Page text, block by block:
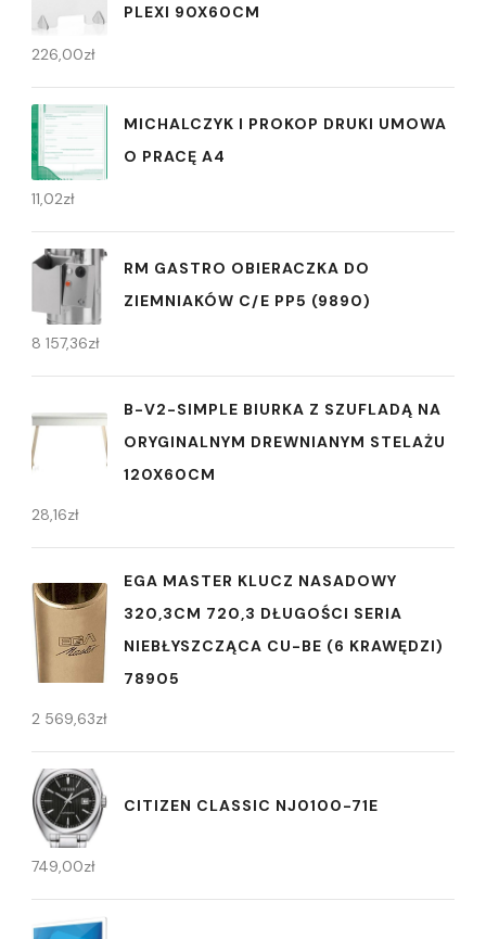
PLEXI 90X60CM
226,00zł
MICHALCZYK I PROKOP DRUKI UMOWA
O PRACĘ A4
11,02zł
RM GASTRO OBIERACZKA DO
ZIEMNIAKÓW C/E PP5 (9890)
8 157,36zł
B-V2-SIMPLE BIURKA Z SZUFLADĄ NA
ORYGINALNYM DREWNIANYM STELAŻU
120X60CM
28,16zł
EGA MASTER KLUCZ NASADOWY
320,3CM 720,3 DŁUGOŚCI SERIA
NIEBŁYSZCZĄCA CU-BE (6 KRAWĘDZI)
78905
2 569,63zł
CITIZEN CLASSIC NJ0100-71E
749,00zł